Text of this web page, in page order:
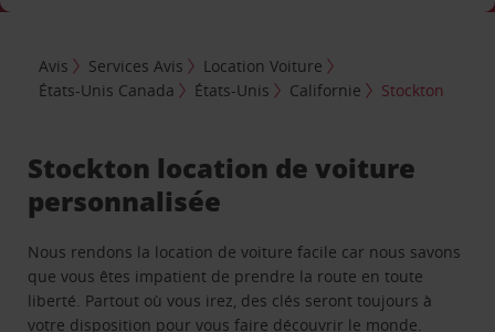
Avis Services Avis
Location Voiture
États-Unis Canada
États-Unis Californie Stockton
Stockton location de voiture
personnalisée
Nous rendons la location de voiture facile car nous savons
que vous êtes impatient de prendre la route en toute
liberté. Partout où vous irez, des clés seront toujours à
votre disposition pour vous faire découvrir le monde.